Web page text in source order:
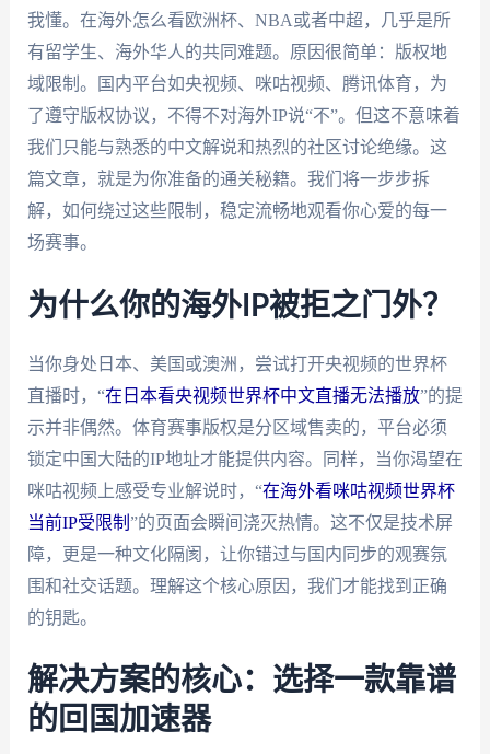
我懂。在海外怎么看欧洲杯、NBA或者中超，几乎是所
有留学生、海外华人的共同难题。原因很简单：版权地
域限制。国内平台如央视频、咪咕视频、腾讯体育，为
了遵守版权协议，不得不对海外IP说“不”。但这不意味着
我们只能与熟悉的中文解说和热烈的社区讨论绝缘。这
篇文章，就是为你准备的通关秘籍。我们将一步步拆
解，如何绕过这些限制，稳定流畅地观看你心爱的每一
场赛事。
为什么你的海外IP被拒之门外？
当你身处日本、美国或澳洲，尝试打开央视频的世界杯
直播时，“在日本看央视频世界杯中文直播无法播放”的提
示并非偶然。体育赛事版权是分区域售卖的，平台必须
锁定中国大陆的IP地址才能提供内容。同样，当你渴望在
咪咕视频上感受专业解说时，“在海外看咪咕视频世界杯
当前IP受限制 ”的页面会瞬间浇灭热情。这不仅是技术屏
障，更是一种文化隔阂，让你错过与国内同步的观赛氛
围和社交话题。理解这个核心原因，我们才能找到正确
的钥匙。
解决方案的核心：选择一款靠谱
的回国加速器